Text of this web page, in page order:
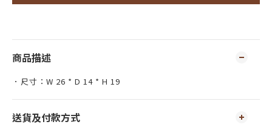
商品描述
．尺寸：W 26 * D 14 * H 19
送貨及付款方式